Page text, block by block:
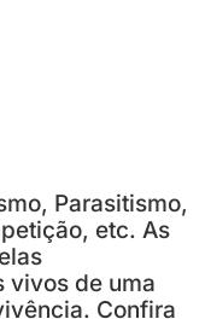
Parasitismo,
etc. As
vivos de uma
Confira